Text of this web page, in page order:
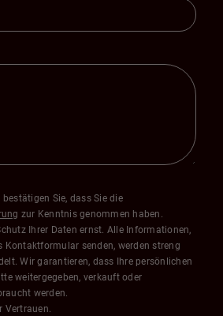
Sie, dass Sie die
zur Kenntnis genommen haben.
Ihrer Daten ernst. Alle Informationen,
Kontaktformular senden, werden streng
Wir garantieren, dass Ihre persönlichen
weitergegeben, verkauft oder
werden.
Vertrauen.